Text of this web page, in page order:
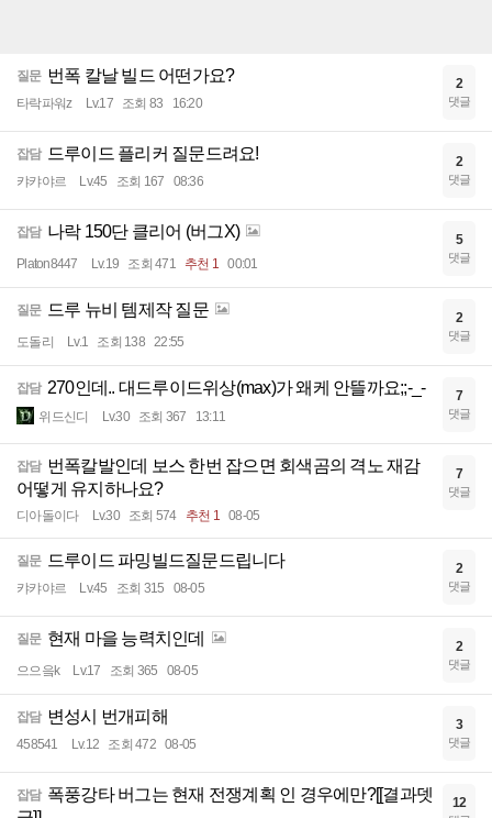
질문 번폭 칼날 빌드 어떤가요?
타락파워z Lv.17 조회 83 16:20
2
댓글
잡담 드루이드 플리커 질문드려요!
캬캬야르 Lv.45 조회 167 08:36
2
댓글
잡담 나락 150단 클리어 (버그X)
Platon8447 Lv.19 조회 471 추천 1 00:01
5
댓글
질문 드루 뉴비 템제작 질문
도돌리 Lv.1 조회 138 22:55
2
댓글
잡담 270인데.. 대드루이드위상(max)가 왜케 안뜰까요;;-_-
위드신디 Lv.30 조회 367 13:11
7
댓글
잡담 번폭칼발인데 보스 한번 잡으면 회색곰의 격노 재감
어떻게 유지하나요?
디아돌이다 Lv.30 조회 574 추천 1 08-05
7
댓글
질문 드루이드 파밍빌드질문드립니다
캬캬야르 Lv.45 조회 315 08-05
2
댓글
질문 현재 마을 능력치인데
으으읔k Lv.17 조회 365 08-05
2
댓글
잡담 변성시 번개피해
458541 Lv.12 조회 472 08-05
3
댓글
잡담 폭풍강타 버그는 현재 전쟁계획 인 경우에만?[[결과뎃
12